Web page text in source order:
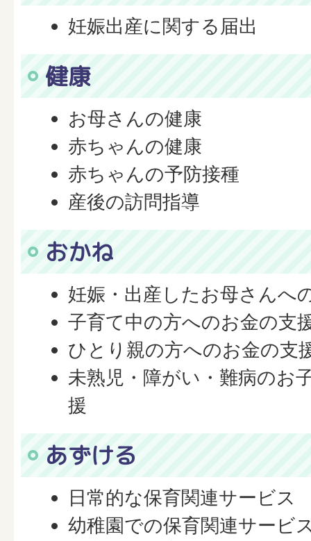
妊娠出産に関する届出
健康
お母さんの健康
赤ちゃんの健康
赤ちゃんの予防接種
産後の訪問指導
おかね
妊娠・出産したお母さんへ
子育て中の方へのお金の支
ひとり親の方へのお金の支
未熟児・障がい・難病のお
援
あずける
日常的な保育関連サービス
幼稚園での保育関連サービ